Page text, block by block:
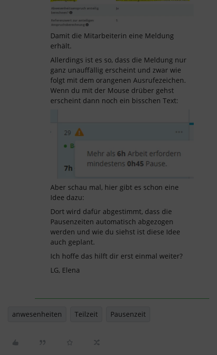
Damit die Mitarbeiterin eine Meldung
erhält.
Allerdings ist es so, dass die Meldung nur
ganz unauffällig erscheint und zwar wie
folgt mit dem orangenen Ausrufezeichen.
Wenn du mit der Mouse drüber gehst
erscheint dann noch ein bisschen Text:
Aber schau mal, hier gibt es schon eine
Idee dazu:
Dort wird dafür abgestimmt, dass die
Pausenzeiten automatisch abgezogen
werden und wie du siehst ist diese Idee
auch geplant.
Ich hoffe das hilft dir erst einmal weiter?
LG, Elena
anwesenheiten Teilzeit Pausenzeit